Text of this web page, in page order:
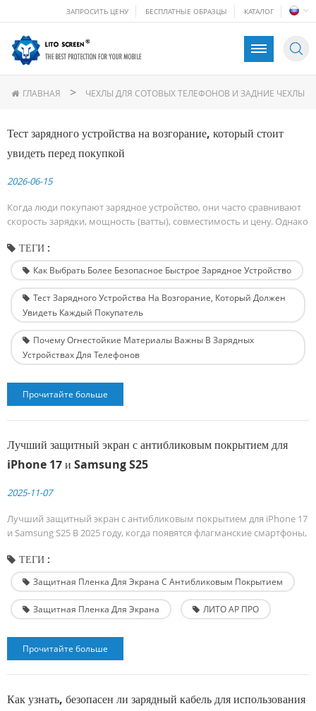
ЗАПРОСИТЬ ЦЕНУ БЕСПЛАТНЫЕ ОБРАЗЦЫ КАТАЛОГ
ГЛАВНАЯ > ЧЕХЛЫ ДЛЯ СОТОВЫХ ТЕЛЕФОНОВ И ЗАДНИЕ ЧЕХЛЫ
Тест зарядного устройства на возгорание, который стоит
увидеть перед покупкой
2026-06-15
Когда люди покупают зарядное устройство, они часто сравнивают
скорость зарядки, мощность (ватты), совместимость и цену. Однако
безопасность. Зарядное устройство — это устройство, которое
остаётся подключённым к электросети на длительное время.
Материалы, используемые в его конструкции, могут играть
важную роль в снижении рисков при воздействи...
ТЕГИ :
Как Выбрать Более Безопасное Быстрое Зарядное Устройство
Тест Зарядного Устройства На Возгорание, Который Должен
Увидеть Каждый Покупатель
Почему Огнестойкие Материалы Важны В Зарядных
Устройствах Для Телефонов
Прочитайте больше
Лучший защитный экран с антибликовым покрытием для
iPhone 17 и Samsung S25
2025-11-07
Лучший защитный экран с антибликовым покрытием для iPhone 17
и Samsung S25 В 2025 году, когда появятся флагманские смартфоны,
встроенные AR (антибликовое) покрытие Пользователи стали
больше обращать внимание на чёткость изображения и контроль
бликов, чем когда-либо прежде. Однако мало кто осознаёт, что
обычное защитное стекло может фактич...
ТЕГИ :
Защитная Пленка Для Экрана С Антибликовым Покрытием
Защитная Пленка Для Экрана ЛИТО АР ПРО
Прочитайте больше
Как узнать, безопасен ли зарядный кабель для использования